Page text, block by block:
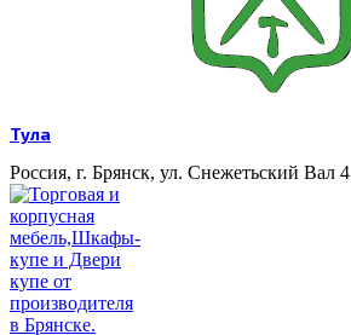
Тула
Россия, г. Брянск, ул. Снежетьский Вал 4